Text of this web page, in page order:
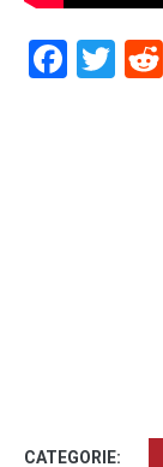
CATEGORIE: